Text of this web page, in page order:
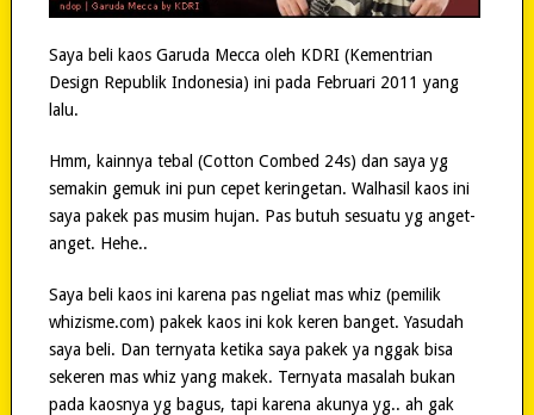
Saya beli kaos Garuda Mecca oleh KDRI (Kementrian
Design Republik Indonesia) ini pada Februari 2011 yang
lalu.
Hmm, kainnya tebal (Cotton Combed 24s) dan saya yg
semakin gemuk ini pun cepet keringetan. Walhasil kaos ini
saya pakek pas musim hujan. Pas butuh sesuatu yg anget-
anget. Hehe..
Saya beli kaos ini karena pas ngeliat mas whiz (pemilik
whizisme.com) pakek kaos ini kok keren banget. Yasudah
saya beli. Dan ternyata ketika saya pakek ya nggak bisa
sekeren mas whiz yang makek. Ternyata masalah bukan
pada kaosnya yg bagus, tapi karena akunya yg.. ah gak